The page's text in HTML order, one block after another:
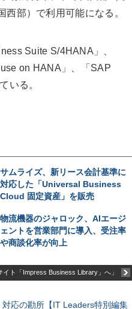
部）で利用可能になる。
Suite S/4HANA」、
on HANA」、「SAP
いる。
サムライズ、新リース会計基準に
対応した「Universal Business
Cloud 固定資産」を販売
物流機器のジャロック、AIエージ
ェントを営業部門に導入、受注率
や商談化率が向上
イト「Impress Business Library」へ」
応の勘所【IT Leaders特別編集